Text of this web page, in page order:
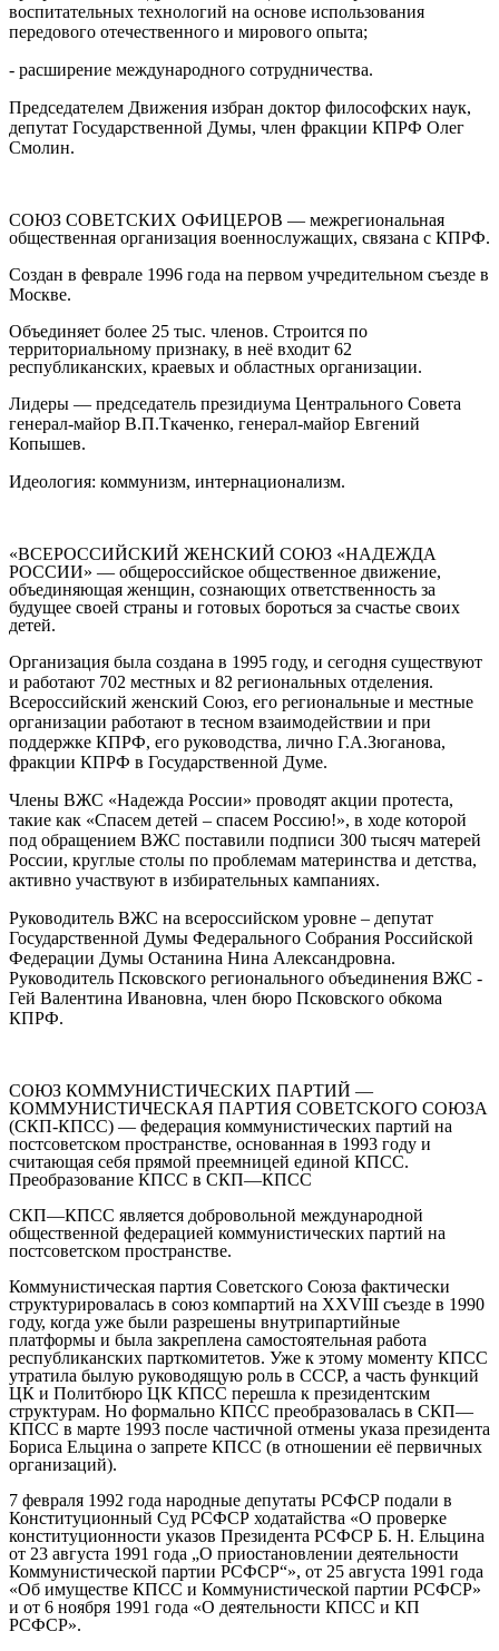
воспитательных технологий на основе использования
передового отечественного и мирового опыта;
- расширение международного сотрудничества.
Председателем Движения избран доктор философских наук,
депутат Государственной Думы, член фракции КПРФ Олег
Смолин.
СОЮЗ СОВЕТСКИХ ОФИЦЕРОВ — межрегиональная
общественная организация военнослужащих, связана с КПРФ.
Создан в феврале 1996 года на первом учредительном съезде в
Москве.
Объединяет более 25 тыс. членов. Строится по
территориальному признаку, в неё входит 62
республиканских, краевых и областных организации.
Лидеры — председатель президиума Центрального Совета
генерал-майор В.П.Ткаченко, генерал-майор Евгений
Копышев.
Идеология: коммунизм, интернационализм.
«ВСЕРОССИЙСКИЙ ЖЕНСКИЙ СОЮЗ «НАДЕЖДА
РОССИИ» — общероссийское общественное движение,
объединяющая женщин, сознающих ответственность за
будущее своей страны и готовых бороться за счастье своих
детей.
Организация была создана в 1995 году, и сегодня существуют
и работают 702 местных и 82 региональных отделения.
Всероссийский женский Союз, его региональные и местные
организации работают в тесном взаимодействии и при
поддержке КПРФ, его руководства, лично Г.А.Зюганова,
фракции КПРФ в Государственной Думе.
Члены ВЖС «Надежда России» проводят акции протеста,
такие как «Спасем детей – спасем Россию!», в ходе которой
под обращением ВЖС поставили подписи 300 тысяч матерей
России, круглые столы по проблемам материнства и детства,
активно участвуют в избирательных кампаниях.
Руководитель ВЖС на всероссийском уровне – депутат
Государственной Думы Федерального Собрания Российской
Федерации Думы Останина Нина Александровна.
Руководитель Псковского регионального объединения ВЖС -
Гей Валентина Ивановна, член бюро Псковского обкома
КПРФ.
СОЮЗ КОММУНИСТИЧЕСКИХ ПАРТИЙ —
КОММУНИСТИЧЕСКАЯ ПАРТИЯ СОВЕТСКОГО СОЮЗА
(СКП-КПСС) — федерация коммунистических партий на
постсоветском пространстве, основанная в 1993 году и
считающая себя прямой преемницей единой КПСС.
Преобразование КПСС в СКП—КПСС
СКП—КПСС является добровольной международной
общественной федерацией коммунистических партий на
постсоветском пространстве.
Коммунистическая партия Советского Союза фактически
структурировалась в союз компартий на XXVIII съезде в 1990
году, когда уже были разрешены внутрипартийные
платформы и была закреплена самостоятельная работа
республиканских парткомитетов. Уже к этому моменту КПСС
утратила былую руководящую роль в СССР, а часть функций
ЦК и Политбюро ЦК КПСС перешла к президентским
структурам. Но формально КПСС преобразовалась в СКП—
КПСС в марте 1993 после частичной отмены указа президента
Бориса Ельцина о запрете КПСС (в отношении её первичных
организаций).
7 февраля 1992 года народные депутаты РСФСР подали в
Конституционный Суд РСФСР ходатайства «О проверке
конституционности указов Президента РСФСР Б. Н. Ельцина
от 23 августа 1991 года „О приостановлении деятельности
Коммунистической партии РСФСР“», от 25 августа 1991 года
«Об имуществе КПСС и Коммунистической партии РСФСР»
и от 6 ноября 1991 года «О деятельности КПСС и КП
РСФСР».